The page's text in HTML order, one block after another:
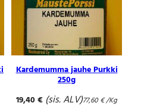
Kardemumma jauhe Purkki
250g
19,40€ (sis. ALV)77,60€/Kg